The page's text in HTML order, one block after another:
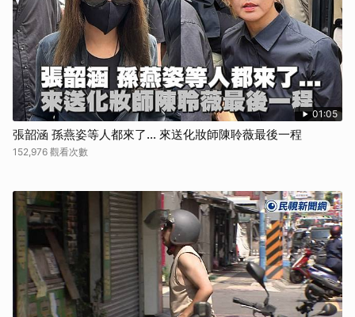
01:05
張韶涵 孫燕姿等人都來了... 來送化妝師陳聆薇最後一程
152,976 觀看次數